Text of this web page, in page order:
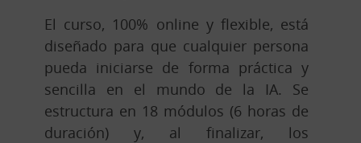
El curso, 100% online y flexible, está
diseñado para que cualquier persona
pueda iniciarse de forma práctica y
sencilla en el mundo de la IA. Se
estructura en 18 módulos (6 horas de
duración) y, al finalizar, los